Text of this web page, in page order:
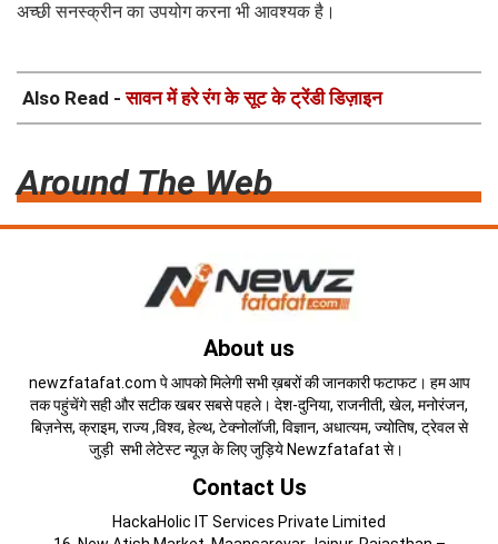
अच्छी सनस्क्रीन का उपयोग करना भी आवश्यक है।
Also Read -सावन में हरे रंग के सूट के ट्रेंडी डिज़ाइन
Around The Web
About us
newzfatafat.com पे आपको मिलेगी सभी ख़बरों की जानकारी फटाफट। हम आप
तक पहुंचेंगे सही और सटीक खबर सबसे पहले। देश-दुनिया, राजनीती, खेल, मनोरंजन,
बिज़नेस, क्राइम, राज्य ,विश्व, हेल्थ, टेक्नोलॉजी, विज्ञान, अधात्यम, ज्योतिष, ट्रेवल से
जुड़ी सभी लेटेस्ट न्यूज़ के लिए जुड़िये Newzfatafat से।
Contact Us
HackaHolic IT Services Private Limited